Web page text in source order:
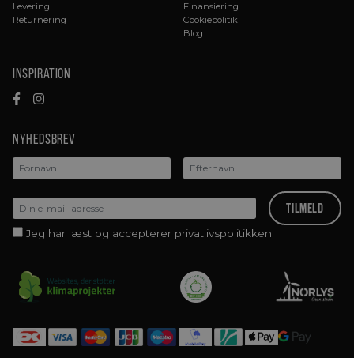
Levering
Returnering
Finansiering
Cookiepolitik
Blog
Inspiration
Nyhedsbrev
Jeg har læst og accepterer privatlivspolitikken